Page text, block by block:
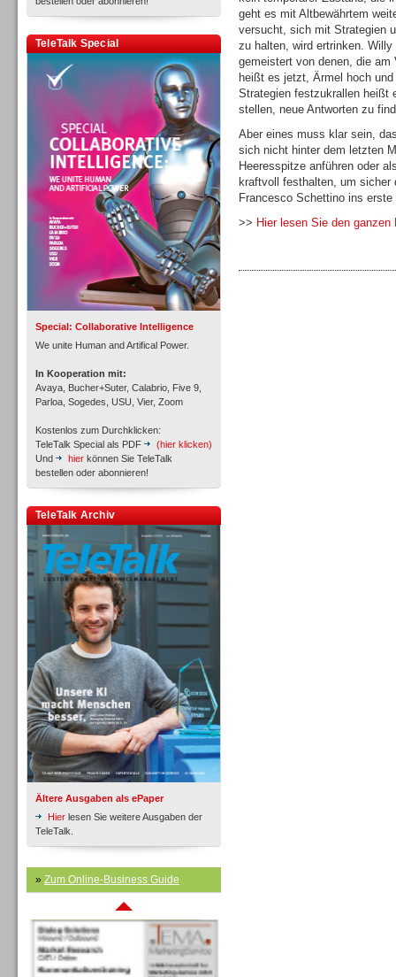
TeleTalk Special
Special: Collaborative Intelligence
We unite Human and Artifical Power.
In Kooperation mit:
Avaya, Bucher+Suter, Calabrio, Five 9,
Parloa, Sogedes, USU, Vier, Zoom
Kostenlos zum Durchklicken:
TeleTalk Special als PDF
(hier klicken)
Und
hier können Sie TeleTalk
bestellen oder abonnieren!
TeleTalk Archiv
Ältere Ausgaben als ePaper
Hier lesen Sie weitere Ausgaben der
TeleTalk.
» Zum Online-Business Guide
Personal
Personal
Inbound
Inbound
Inbound
Inbound
geht es mit Altbewährtem
versucht, sich mit Strategien
zu halten, wird ertrinken.
gemeistert von denen, die am
heißt es jetzt, Ärmel hoch
Strategien festzukrallen heißt
stellen, neue Antworten zu
Aber eines muss klar sein,
sich nicht hinter dem letzten
Heeresspitze anführen oder
kraftvoll festhalten, um sicher
Francesco Schettino ins
>> Hier lesen Sie den